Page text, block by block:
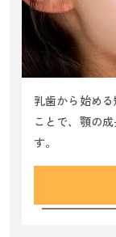
乳歯から始め
ことで、顎の
す。